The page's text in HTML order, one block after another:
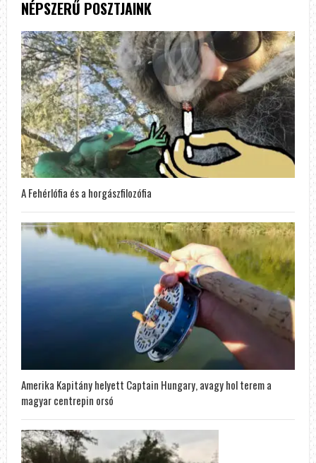
NÉPSZERŰ POSZTJAINK
A Fehérlófia és a horgászfilozófia
Amerika Kapitány helyett Captain Hungary, avagy hol terem a
magyar centrepin orsó